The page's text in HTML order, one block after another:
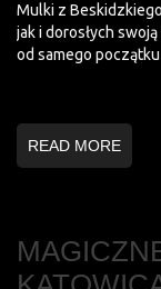
Mulki z
jak i dorosłych
od samego
READ MORE